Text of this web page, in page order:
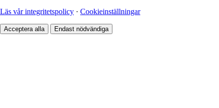
Läs vår integritetspolicy · Cookieinställningar
Acceptera alla Endast nödvändiga